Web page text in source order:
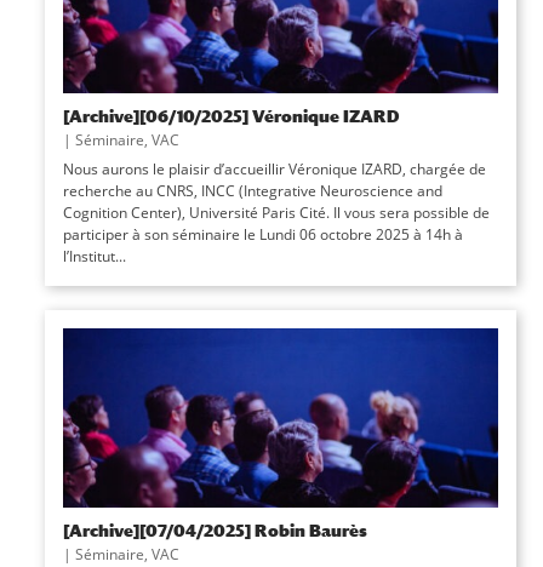
[Archive][06/10/2025] Véronique IZARD
| Séminaire, VAC
Nous aurons le plaisir d’accueillir Véronique IZARD, chargée de
recherche au CNRS, INCC (Integrative Neuroscience and
Cognition Center), Université Paris Cité. Il vous sera possible de
participer à son séminaire le Lundi 06 octobre 2025 à 14h à
l’Institut...
[Archive][07/04/2025] Robin Baurès
| Séminaire, VAC